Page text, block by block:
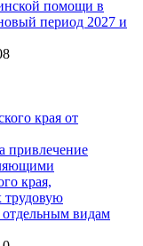
помощи в
период 2027 и
края от
привлечение
края,
трудовую
отдельным видам